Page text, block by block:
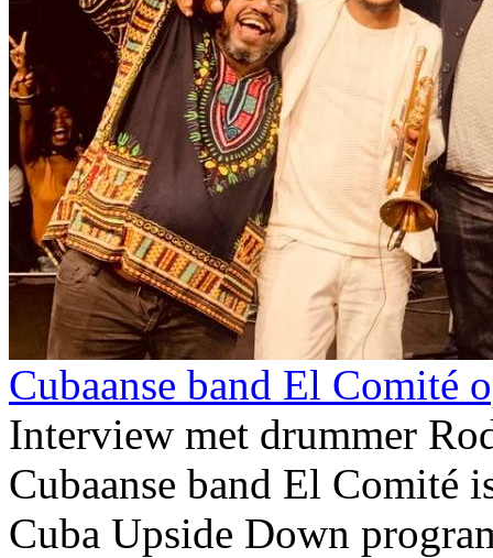
Cubaanse band El Comité
Interview met drummer
Cubaanse band El Comité
Cuba Upside Down